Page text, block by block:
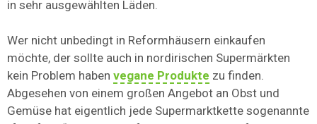
in sehr ausgewählten Läden.
Wer nicht unbedingt in Reformhäusern einkaufen
möchte, der sollte auch in nordirischen Supermärkten
kein Problem haben vegane Produkte zu finden.
Abgesehen von einem großen Angebot an Obst und
Gemüse hat eigentlich jede Supermarktkette sogenannte